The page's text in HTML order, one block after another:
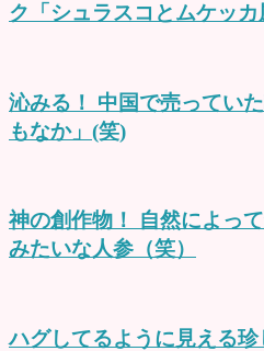
ク「シュラスコとムケッカ
沁みる！ 中国で売ってい
もなか」(笑)
神の創作物！ 自然によっ
みたいな人参（笑）
ハグしてるように見える珍